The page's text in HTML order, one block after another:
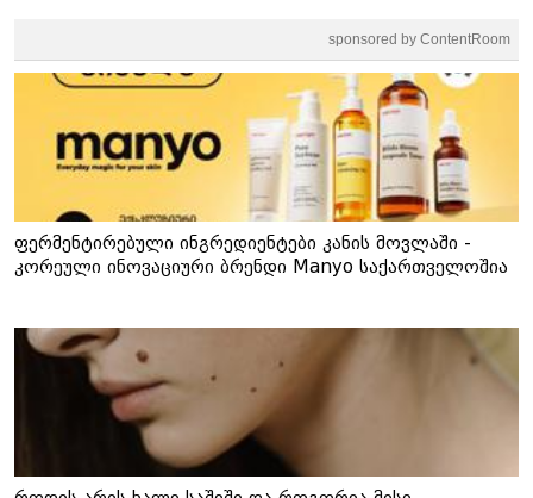
sponsored by ContentRoom
ფერმენტირებული ინგრედიენტები კანის მოვლაში -
კორეული ინოვაციური ბრენდი Manyo საქართველოშია